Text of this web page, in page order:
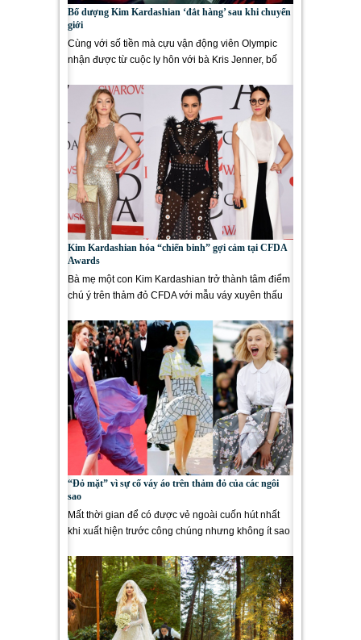
Bố dượng Kim Kardashian ‘đắt hàng’ sau khi chuyển
giới
Cùng với số tiền mà cựu vận động viên Olympic
nhận được từ cuộc ly hôn với bà Kris Jenner, bố
Kim Kardashian hóa “chiến binh” gợi cảm tại CFDA
Awards
Bà mẹ một con Kim Kardashian trở thành tâm điểm
chú ý trên thảm đỏ CFDA với mẫu váy xuyên thấu
“Đỏ mặt” vì sự cố váy áo trên thảm đỏ của các ngôi
sao
Mất thời gian để có được vẻ ngoài cuốn hút nhất
khi xuất hiện trước công chúng nhưng không ít sao